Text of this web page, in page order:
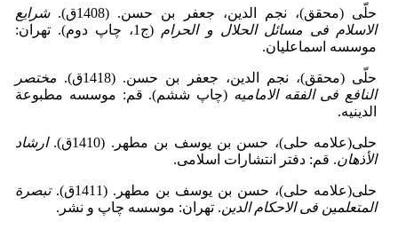
حلّى (محقق)، نجم الدین، جعفر بن حسن. (1408‌ق).
شرایع
الاسلام فی مسائل الحلال و الحرام
(ج1‌، چاپ دوم). تهران:
موسسه اسماعلیان.
حلّى (محقق)، نجم الدین، جعفر بن حسن. (1418‌ق).
مختصر
النافع فی الفقه الامامیه (چاپ ششم). قم: موسسه مطبوعة
الدینیه.
حلی(علامه حلی‌)، حسن بن یوسف بن مطهر‌. (1410ق).
ارشاد
الأذهان. قم: دفتر انتشارات اسلامی.
حلی(علامه حلی‌)، حسن بن یوسف بن مطهر‌. (1411‌ق).
تبصرة
المتعلمین فی الاحکام الدین. تهران: موسسه چاپ و نشر.